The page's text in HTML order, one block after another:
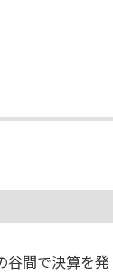
谷間で決算を発